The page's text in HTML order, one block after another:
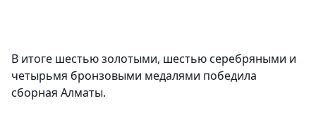
В итоге шестью золотыми, шестью серебряными и
четырьмя бронзовыми медалями победила
сборная Алматы.